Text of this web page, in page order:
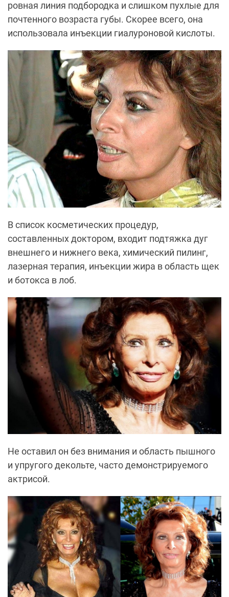
ровная линия подбородка и слишком пухлые для
почтенного возраста губы. Скорее всего, она
использовала инъекции гиалуроновой кислоты.
В список косметических процедур,
составленных доктором, входит подтяжка дуг
внешнего и нижнего века, химический пилинг,
лазерная терапия, инъекции жира в область щек
и ботокса в лоб.
Не оставил он без внимания и область пышного
и упругого декольте, часто демонстрируемого
актрисой.